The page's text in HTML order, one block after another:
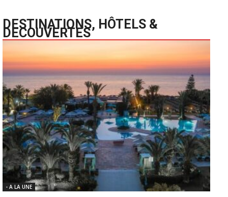
DESTINATIONS, HÔTELS &
DECOUVERTES
- A LA UNE